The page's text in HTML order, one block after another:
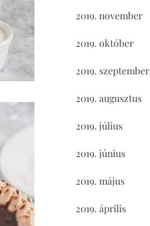
2019. november
2019. október
2019. szeptember
2019. augusztus
2019. július
2019. június
2019. május
2019. április